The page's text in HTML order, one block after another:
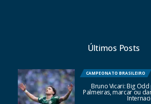
Últimos Posts
CAMPEONATO BRASILEIRO
Bruno Vicari: Big
Palmeiras, marcar ou